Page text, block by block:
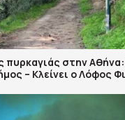
πυρκαγιάς στην
– Κλείνει ο Λόφος